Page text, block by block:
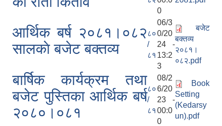
0
आर्थिक बर्ष २०८१।०८२
सालकाे बजेट बक्तव्य
८०
/
८१
06/3
0/20
24 -
13:2
3
बजेट
बक्तव्य
२०८१।
०८२.pdf
बार्षिक कार्यक्रम तथा
बजेट पुस्तिका आर्थिक बर्ष
२०८०।०८१
८०
/
८१
08/2
6/20
23 -
00:0
0
Book
Setting
(Kedarsy
un).pdf